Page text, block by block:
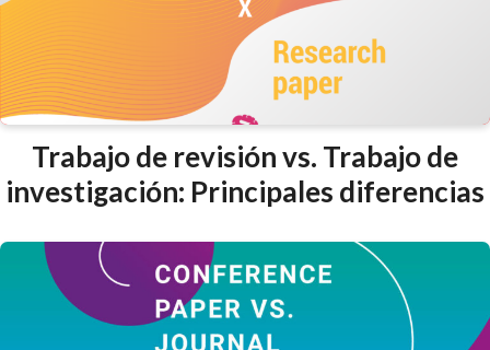
Trabajo de revisión vs. Trabajo de
investigación: Principales diferencias